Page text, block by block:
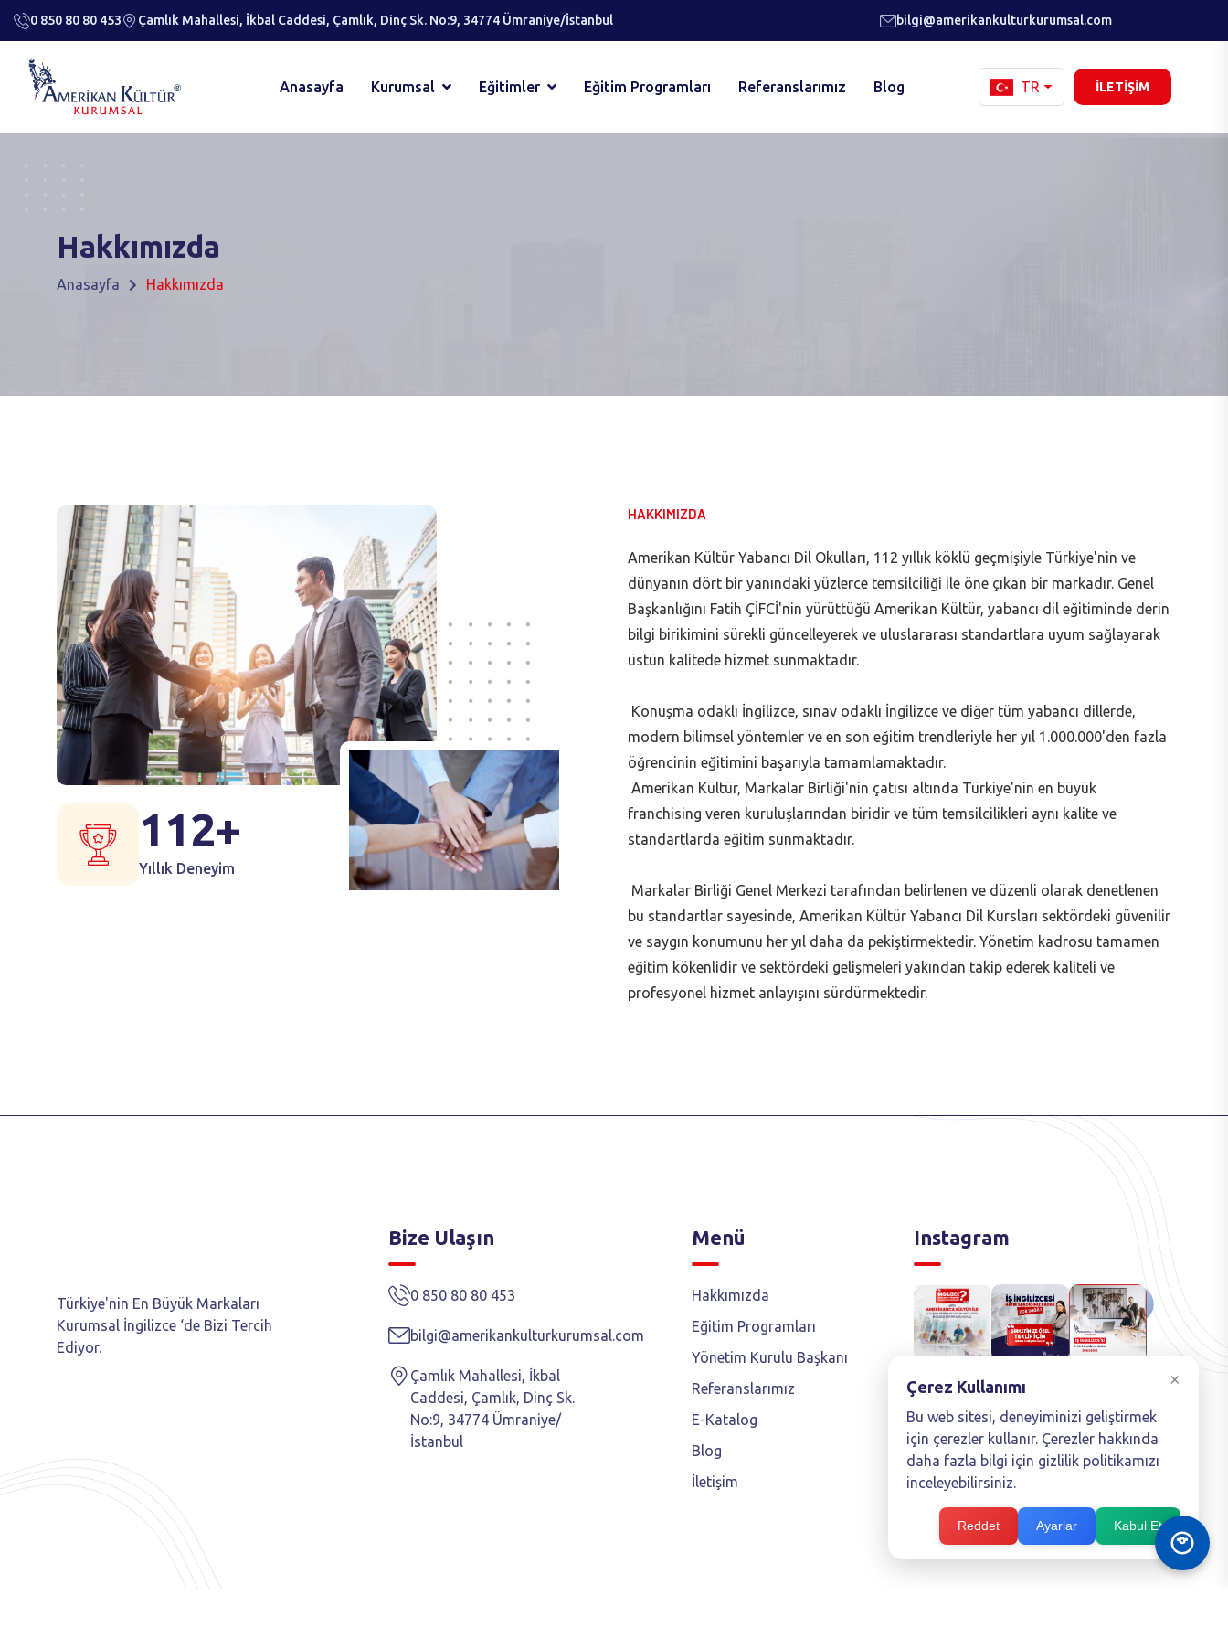
0 850 80 80 453 Çamlık Mahallesi, İkbal Caddesi, Çamlık, Dinç Sk. No:9, 34774 Ümraniye/İstanbul bilgi@amerikankulturkurumsal.com
Anasayfa Kurumsal Eğitimler Eğitim Programları Referanslarımız Blog TR İLETIŞIM
Hakkımızda
Anasayfa Hakkımızda
112+
Yıllık Deneyim
HAKKIMIZDA
Amerikan Kültür Yabancı Dil Okulları, 112 yıllık köklü geçmişiyle Türkiye'nin ve
dünyanın dört bir yanındaki yüzlerce temsilciliği ile öne çıkan bir markadır. Genel
Başkanlığını Fatih ÇİFCİ'nin yürüttüğü Amerikan Kültür, yabancı dil eğitiminde derin
bilgi birikimini sürekli güncelleyerek ve uluslararası standartlara uyum sağlayarak
üstün kalitede hizmet sunmaktadır.
Konuşma odaklı İngilizce, sınav odaklı İngilizce ve diğer tüm yabancı dillerde,
modern bilimsel yöntemler ve en son eğitim trendleriyle her yıl 1.000.000'den fazla
öğrencinin eğitimini başarıyla tamamlamaktadır.
Amerikan Kültür, Markalar Birliği'nin çatısı altında Türkiye'nin en büyük
franchising veren kuruluşlarından biridir ve tüm temsilcilikleri aynı kalite ve
standartlarda eğitim sunmaktadır.
Markalar Birliği Genel Merkezi tarafından belirlenen ve düzenli olarak denetlenen
bu standartlar sayesinde, Amerikan Kültür Yabancı Dil Kursları sektördeki güvenilir
ve saygın konumunu her yıl daha da pekiştirmektedir. Yönetim kadrosu tamamen
eğitim kökenlidir ve sektördeki gelişmeleri yakından takip ederek kaliteli ve
profesyonel hizmet anlayışını sürdürmektedir.
Türkiye'nin En Büyük Markaları
Kurumsal İngilizce ‘de Bizi Tercih
Ediyor.
Bize Ulaşın
0 850 80 80 453
bilgi@amerikankulturkurumsal.com
Çamlık Mahallesi, İkbal
Caddesi, Çamlık, Dinç Sk.
No:9, 34774 Ümraniye/
İstanbul
Menü
Hakkımızda
Eğitim Programları
Yönetim Kurulu Başkanı
Referanslarımız
E-Katalog
Blog
İletişim
Instagram
×
Çerez Kullanımı
Bu web sitesi, deneyiminizi geliştirmek
için çerezler kullanır. Çerezler hakkında
daha fazla bilgi için gizlilik politikamızı
inceleyebilirsiniz.
Reddet Ayarlar Kabul Et